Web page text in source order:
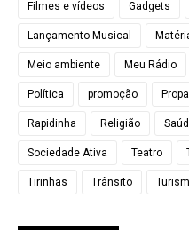
Filmes e vídeos Gadgets
Lançamento Musical
Meio ambiente Meu Rádio
Política promoção
Rapidinha Religião
Sociedade Ativa Teatro
Tirinhas Trânsito